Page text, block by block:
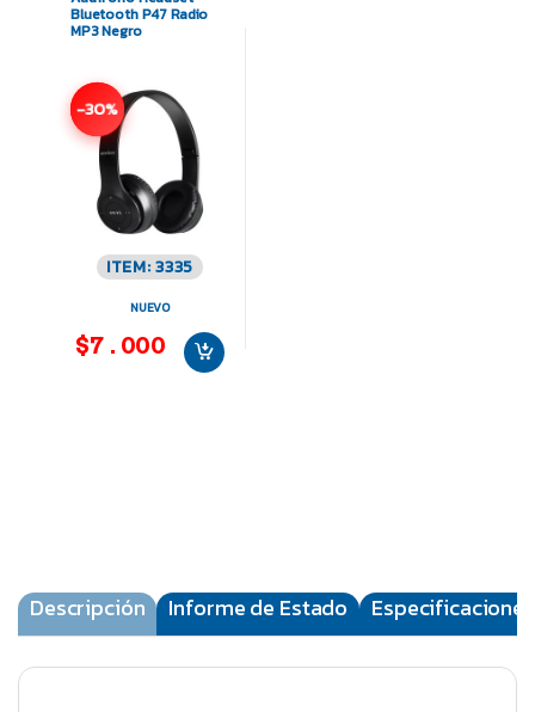
Bluetooth P47 Radio
MP3 Negro
-30%
ITEM: 3335
NUEVO
$7.000
Descripción Informe de Estado Especificaciones